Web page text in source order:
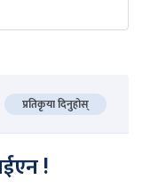
प्रतिकृया दिनुहोस्
!